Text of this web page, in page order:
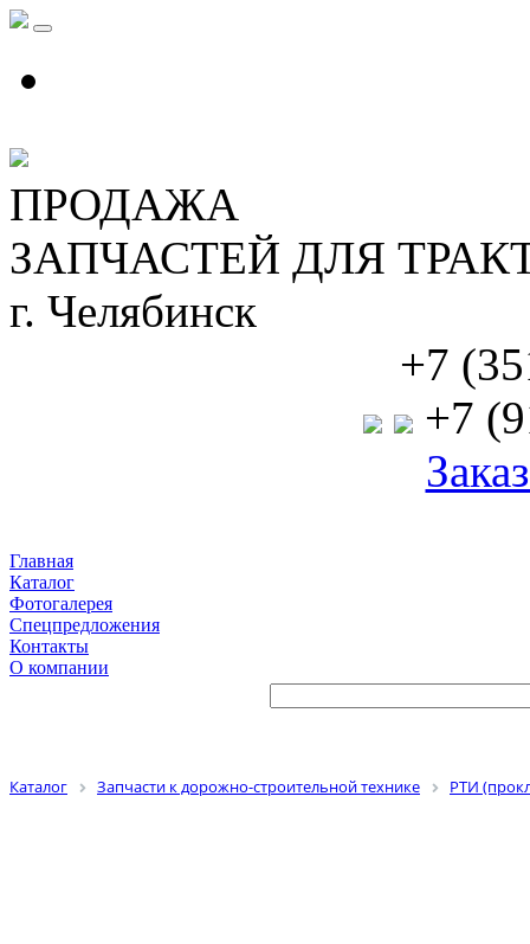
ПРОДАЖА
ЗАПЧАСТЕЙ ДЛЯ
г. Челябинск
+7
+7
Главная
Каталог
Фотогалерея
Спецпредложения
Контакты
О компании
Каталог Запчасти к дорожно-строительной технике РТИ